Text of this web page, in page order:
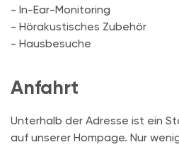
- In-Ear-Monitoring
- Hörakustisches Zubehör
- Hausbesuche
Anfahrt
Unterhalb der Adresse ist ein
auf unserer Hompage. Nur